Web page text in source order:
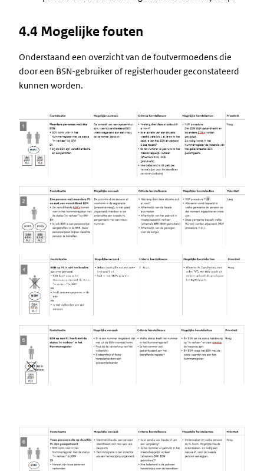
4.4 Mogelijke fouten
Onderstaand een overzicht van de foutvermoedens die
door een BSN-gebruiker of registerhouder geconstateerd
kunnen worden.
Image
Image